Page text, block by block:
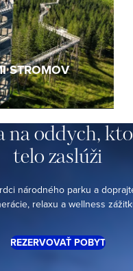
STROMOV
naoddych,
telozaslúži
národného parku a
relaxu a wellness
REZERVOVAŤ POBYT